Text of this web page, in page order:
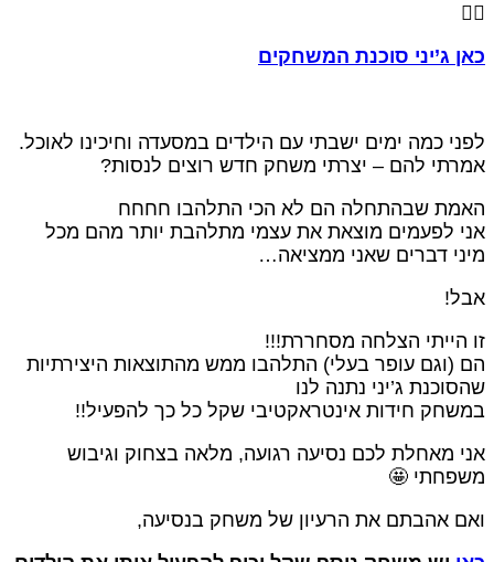
ג’יני סוכנת המשחקים
כמה ימים ישבתי עם הילדים במסעדה וחיכינו לאוכל.
להם – יצרתי משחק חדש רוצים לנסות?
שבהתחלה הם לא הכי התלהבו חחחח
לפעמים מוצאת את עצמי מתלהבת יותר מהם מכל
דברים שאני ממציאה…
הייתי הצלחה מסחררת!!!
(וגם עופר בעלי) התלהבו ממש מהתוצאות היצירתיות
ג’יני נתנה לנו
חידות אינטראקטיבי שקל כל כך להפעיל!!
מאחלת לכם נסיעה רגועה, מלאה בצחוק וגיבוש
🤩
אהבתם את הרעיון של משחק בנסיעה,